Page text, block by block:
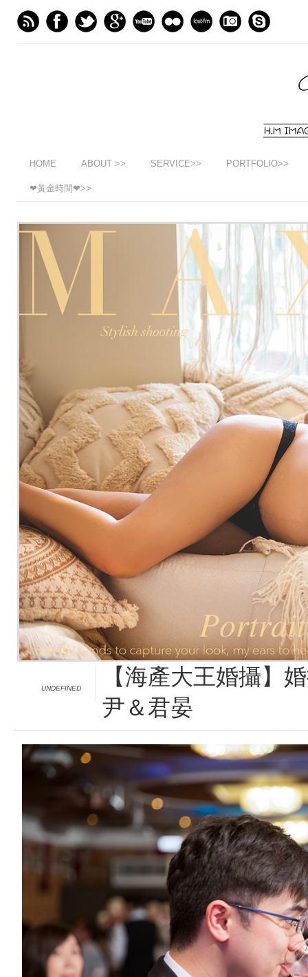
HOME ABOUT >> SERVICE>> PORTFOLIO>>
❤黃金時間❤>>
UNDEFINED
【海產大王婚攝】
尹＆君晏